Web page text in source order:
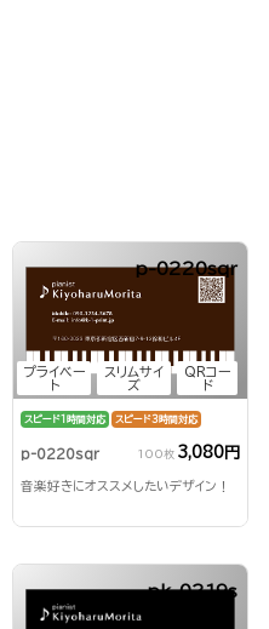
プライベー
ト
スリムサイ
ズ
QRコー
ド
p-0220sqr
スピード1時間対応 スピード3時間対応
p-0220sqr 100枚 3,080円
音楽好きにオススメしたいデザイン！
pk-0219s